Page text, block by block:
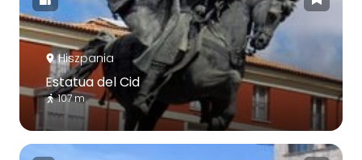
Hiszpania
Estatua del Cid
107 m